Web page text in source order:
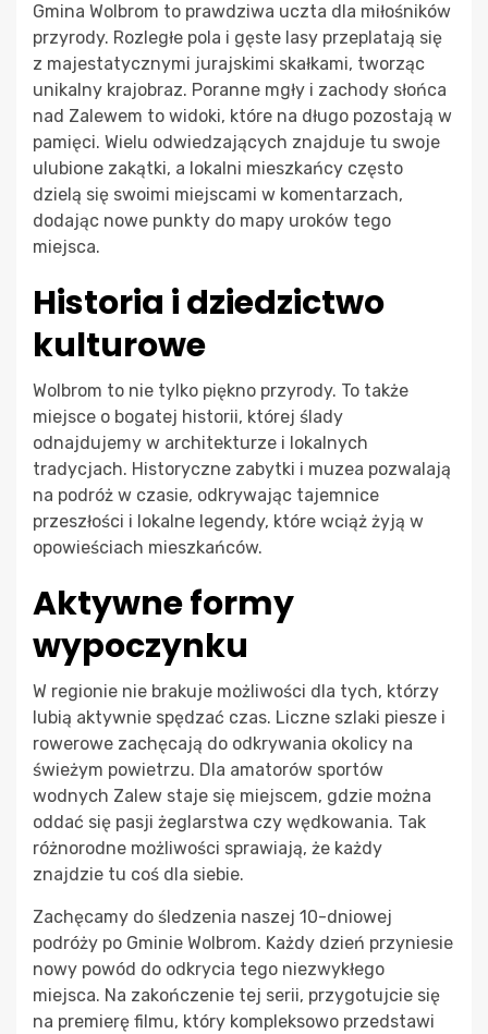
Gmina Wolbrom to prawdziwa uczta dla miłośników
przyrody. Rozległe pola i gęste lasy przeplatają się
z majestatycznymi jurajskimi skałkami, tworząc
unikalny krajobraz. Poranne mgły i zachody słońca
nad Zalewem to widoki, które na długo pozostają w
pamięci. Wielu odwiedzających znajduje tu swoje
ulubione zakątki, a lokalni mieszkańcy często
dzielą się swoimi miejscami w komentarzach,
dodając nowe punkty do mapy uroków tego
miejsca.
Historia i dziedzictwo
kulturowe
Wolbrom to nie tylko piękno przyrody. To także
miejsce o bogatej historii, której ślady
odnajdujemy w architekturze i lokalnych
tradycjach. Historyczne zabytki i muzea pozwalają
na podróż w czasie, odkrywając tajemnice
przeszłości i lokalne legendy, które wciąż żyją w
opowieściach mieszkańców.
Aktywne formy
wypoczynku
W regionie nie brakuje możliwości dla tych, którzy
lubią aktywnie spędzać czas. Liczne szlaki piesze i
rowerowe zachęcają do odkrywania okolicy na
świeżym powietrzu. Dla amatorów sportów
wodnych Zalew staje się miejscem, gdzie można
oddać się pasji żeglarstwa czy wędkowania. Tak
różnorodne możliwości sprawiają, że każdy
znajdzie tu coś dla siebie.
Zachęcamy do śledzenia naszej 10-dniowej
podróży po Gminie Wolbrom. Każdy dzień przyniesie
nowy powód do odkrycia tego niezwykłego
miejsca. Na zakończenie tej serii, przygotujcie się
na premierę filmu, który kompleksowo przedstawi